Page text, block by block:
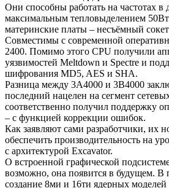
Они способны работать на частотах в
максимальным тепловыделением
материнские платы – несъёмный
Совместимы с современной
2400. Помимо этого CPU получили
уязвимостей Meltdown и Spectre и
шифрования MD5, AES и SHA.
Разница между 3A4000 и 3B4000
последний нацелен на сегмент
соответственно получил поддержку
– с функцией коррекции ошибок.
Как заявляют сами разработчики, их
обеспечить производительность на
с архитектурой Excavator.
О встроенной графической
возможно, она появится в будущем. В
создание 8ми и 16ти ядерных моделей